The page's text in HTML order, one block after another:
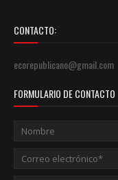
CONTACTO:
ecorepublicano@gmail.com
FORMULARIO DE CONTACTO